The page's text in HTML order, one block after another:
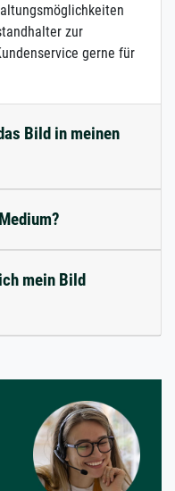
zur
gerne für
Bild in meinen
mein Bild